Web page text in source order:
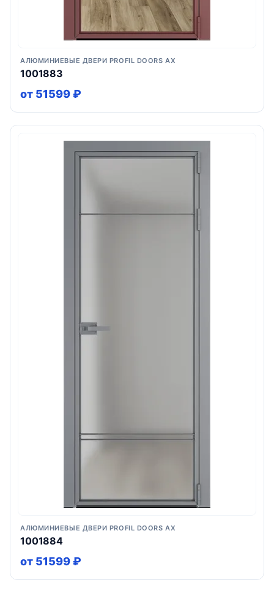
АЛЮМИНИЕВЫЕ ДВЕРИ PROFIL DOORS AX
1001883
от 51599 ₽
АЛЮМИНИЕВЫЕ ДВЕРИ PROFIL DOORS AX
1001884
от 51599 ₽